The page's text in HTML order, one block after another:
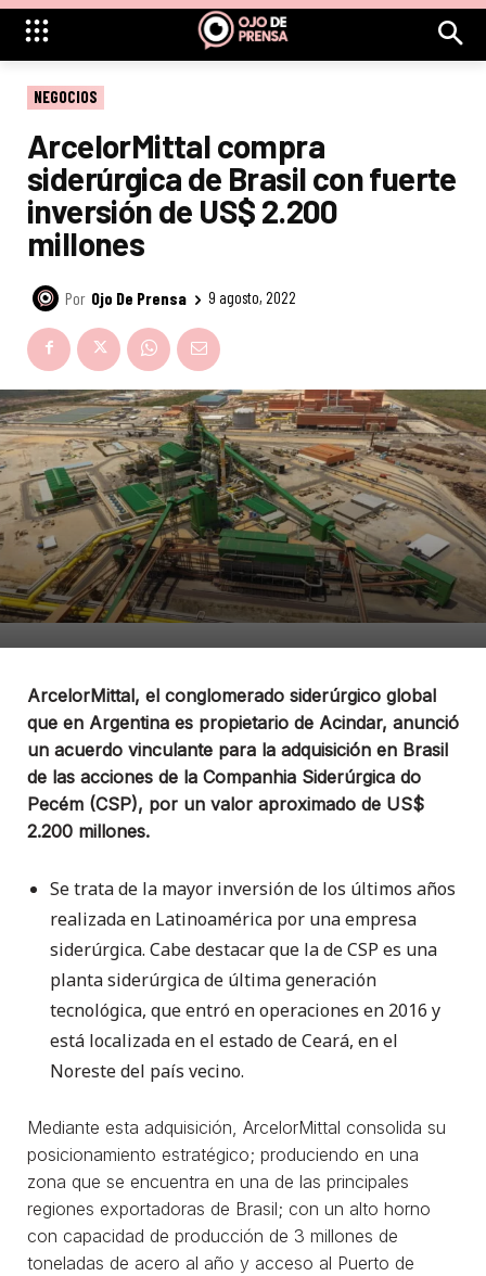
NEGOCIOS
ArcelorMittal compra
siderúrgica de Brasil con fuerte
inversión de US$ 2.200
millones
Por Ojo De Prensa 9 agosto, 2022
ArcelorMittal, el conglomerado siderúrgico global
que en Argentina es propietario de Acindar, anunció
un acuerdo vinculante para la adquisición en Brasil
de las acciones de la Companhia Siderúrgica do
Pecém (CSP), por un valor aproximado de US$
2.200 millones.
Se trata de la mayor inversión de los últimos años
realizada en Latinoamérica por una empresa
siderúrgica. Cabe destacar que la de CSP es una
planta siderúrgica de última generación
tecnológica, que entró en operaciones en 2016 y
está localizada en el estado de Ceará, en el
Noreste del país vecino.
Mediante esta adquisición, ArcelorMittal consolida su
posicionamiento estratégico; produciendo en una
zona que se encuentra en una de las principales
regiones exportadoras de Brasil; con un alto horno
con capacidad de producción de 3 millones de
toneladas de acero al año y acceso al Puerto de